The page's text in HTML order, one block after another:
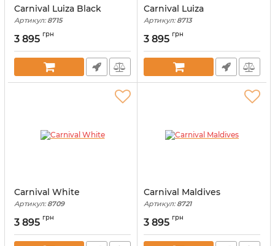
Carnival Luiza Black
Артикул:8715
3 895 грн
Carnival Luiza
Артикул:8713
3 895 грн
Carnival White
Артикул:8709
3 895 грн
Carnival Maldives
Артикул:8721
3 895 грн